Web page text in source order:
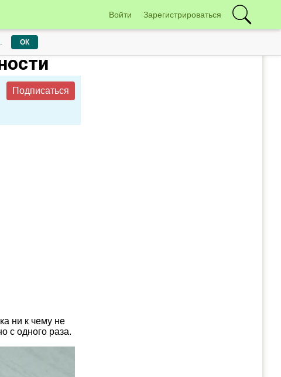
Войти Зарегистрироваться
Подписаться
ни к чему не
с одного раза.
. ОК